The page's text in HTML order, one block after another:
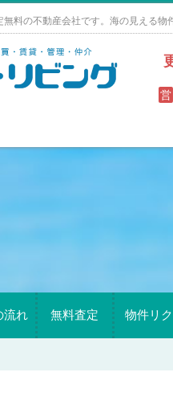
料の不動産会社です。海の見える
営
流れ 無料査定 物件リ